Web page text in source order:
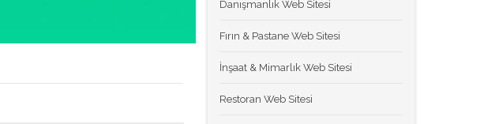
Danışmanlık Web Sitesi
Fırın & Pastane Web Sitesi
İnşaat & Mimarlık Web Sitesi
Restoran Web Sitesi